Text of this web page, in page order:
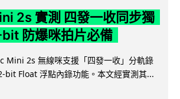
2s 實測 四發一收同步獨
防爆咪拍片必備
Mini 2s 無線咪支援「四發一收」分軌錄
bit Float 浮點內錄功能。本文經實測其...